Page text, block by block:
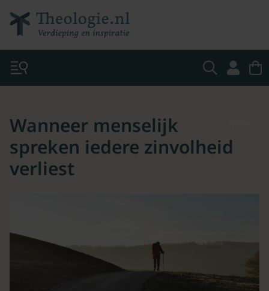
Wanneer menselijk
spreken iedere zinvolheid
verliest